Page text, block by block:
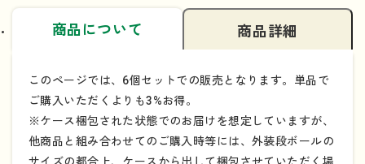
商品について 商品詳細
このページでは、6個セットでの販売となります。単品で
ご購入いただくよりも3%お得。
※ケース梱包された状態でのお届けを想定していますが、
他商品と組み合わせてのご購入時等には、外装段ボールの